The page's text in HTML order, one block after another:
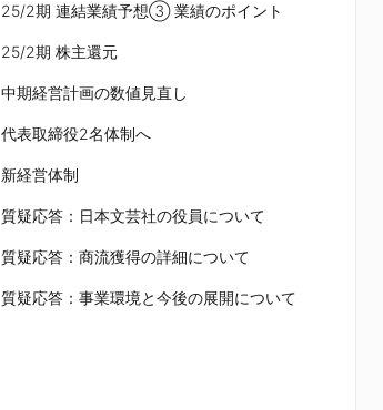
25/2期 連結業績予想③ 業績のポイント
25/2期 株主還元
中期経営計画の数値見直し
代表取締役2名体制へ
新経営体制
質疑応答：日本文芸社の役員について
質疑応答：商流獲得の詳細について
質疑応答：事業環境と今後の展開について